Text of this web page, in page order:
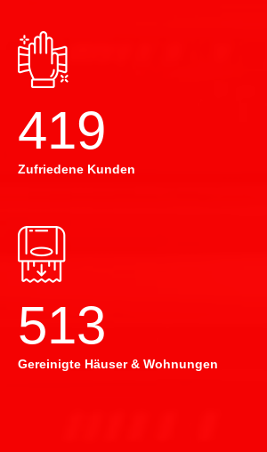
420
Zufriedene Kunden
514
Gereinigte Häuser & Wohnungen